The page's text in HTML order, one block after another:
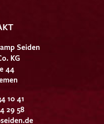
Seiden
KG
44
10 41
29 58